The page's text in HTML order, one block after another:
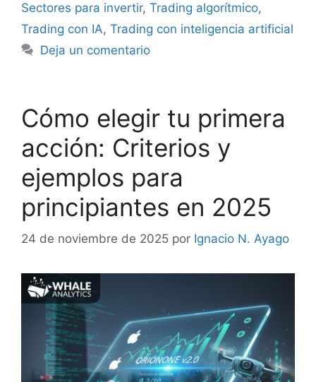
Sectores para invertir, Trading algorítmico,
Trading con IA, Trading con inteligencia artificial
Deja un comentario
Cómo elegir tu primera
acción: Criterios y
ejemplos para
principiantes en 2025
24 de noviembre de 2025 por Ignacio N. Ayago